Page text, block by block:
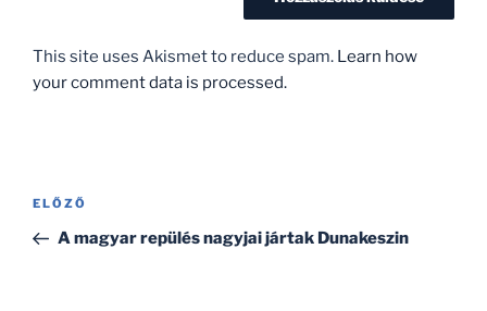
This site uses Akismet to reduce spam. Learn how
your comment data is processed.
Bejegyzés
Korábbi
bejegyzés
ELŐZŐ
A magyar repülés nagyjai jártak Dunakeszin